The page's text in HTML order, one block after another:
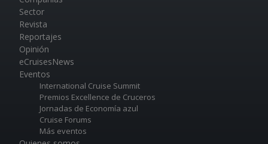
Sector
Revista
Reportajes
Opinión
eCruisesNews
Eventos
International Cruise Summit
Premios Excellence de Cruceros
Jornadas de Economía azul
Cruise Forums
Más eventos